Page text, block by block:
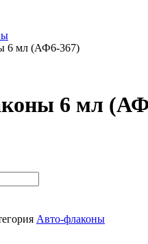
6 мл (АФ6-367)
6 мл
Авто-флаконы